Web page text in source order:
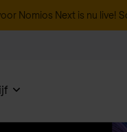
Nomios Next is nu live!